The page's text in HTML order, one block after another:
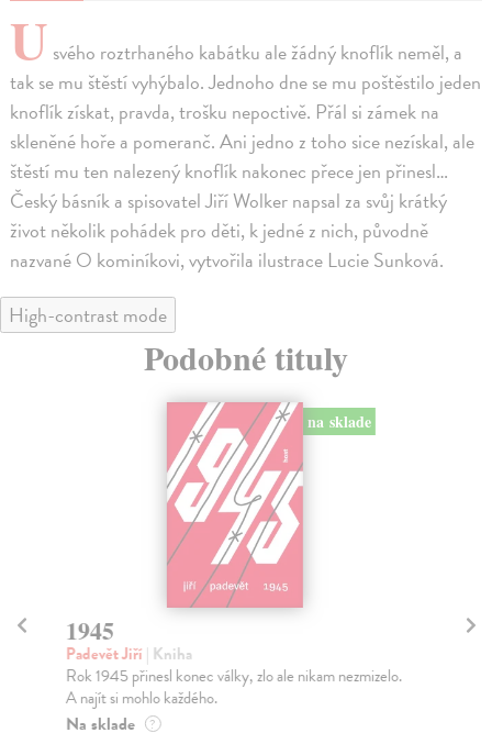
U svého roztrhaného kabátku ale žádný knoflík neměl, a
tak se mu štěstí vyhýbalo. Jednoho dne se mu poštěstilo jeden
knoflík získat, pravda, trošku nepoctivě. Přál si zámek na
skleněné hoře a pomeranč. Ani jedno z toho sice nezískal, ale
štěstí mu ten nalezený knoflík nakonec přece jen přinesl…
Český básník a spisovatel Jiří Wolker napsal za svůj krátký
život několik pohádek pro děti, k jedné z nich, původně
nazvané O kominíkovi, vytvořila ilustrace Lucie Sunková.
High-contrast mode
Podobné tituly
na sklade
1945
Padevět Jiří | Kniha
Rok 1945 přinesl konec války, zlo ale nikam nezmizelo.
A najít si mohlo každého.
Na sklade ?